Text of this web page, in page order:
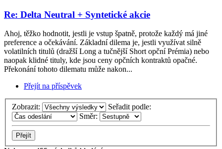
Re: Delta Neutral + Syntetické akcie
Ahoj, těžko hodnotit, jestli je vstup špatně, protože každý má jiné
preference a očekávání. Základní dilema je, jestli využívat silně
volatilních titulů (dražší Long a tučnější Short opční Prémia) nebo
naopak klidné tituly, kde jsou ceny opčních kontraktů opačné.
Překonání tohoto dilematu může nakon...
Přejít na příspěvek
Zobrazit:
Seřadit podle:
Směr: